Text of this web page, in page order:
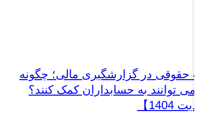
حقوقی در گزارشگیری مالی؛ چگونه
می توانند به حسابداران کمک کنند؟
آپدیت 1404】